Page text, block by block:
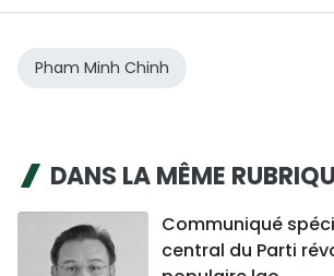
Pham Minh Chinh
DANS LA MÊME
Communiqué
central du Parti